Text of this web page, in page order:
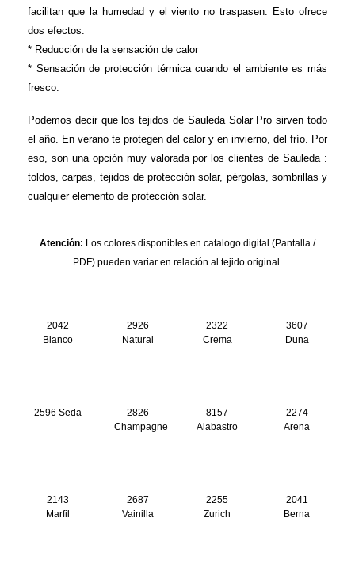
facilitan que la humedad y el viento no traspasen. Esto ofrece
dos efectos:
* Reducción de la sensación de calor
* Sensación de protección térmica cuando el ambiente es más
fresco.
Podemos decir que los tejidos de Sauleda Solar Pro sirven todo
el año. En verano te protegen del calor y en invierno, del frío. Por
eso, son una opción muy valorada por los clientes de Sauleda :
toldos, carpas, tejidos de protección solar, pérgolas, sombrillas y
cualquier elemento de protección solar.
Atención: Los colores disponibles en catalogo digital (Pantalla /
PDF) pueden variar en relación al tejido original.
2042
Blanco
2926
Natural
2322
Crema
3607
Duna
2596 Seda
2826
Champagne
8157
Alabastro
2274
Arena
2143
Marfil
2687
Vainilla
2255
Zurich
2041
Berna